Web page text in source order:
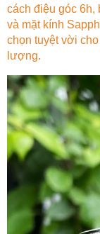
cách điệu góc 6h,
và mặt kính
chọn tuyệt vời
lượng.